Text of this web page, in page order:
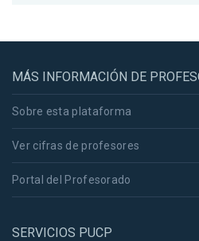
MÁS INFORMACIÓN DE
Sobre esta plataforma
Ver cifras de profesores
Portal del Profesorado
SERVICIOS PUCP